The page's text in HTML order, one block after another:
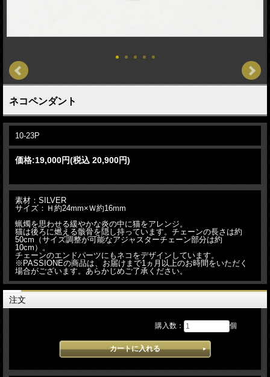
ネコペンダント
10-23P
価格:19,000円(税込 20,900円)
素材：SILVER
サイズ：Ｈ約24mm×Ｗ約16mm
蝋燭を思わせる緩やかな炎の中に猫をアレンジ。
猫は後ろに燃える骸骨を隠し持っています。チェーンの長さは約
50cm（サイズ調整が可能なアジャスターチェーン部分は約
10cm）。
チェーンのエンドパーツにもネコをデザインしています。
※PASSIONEの商品は、お届けまで1ヵ月以上のお時間をいただく
場合がございます。あらかじめご了承ください。
注文
購入数： 個